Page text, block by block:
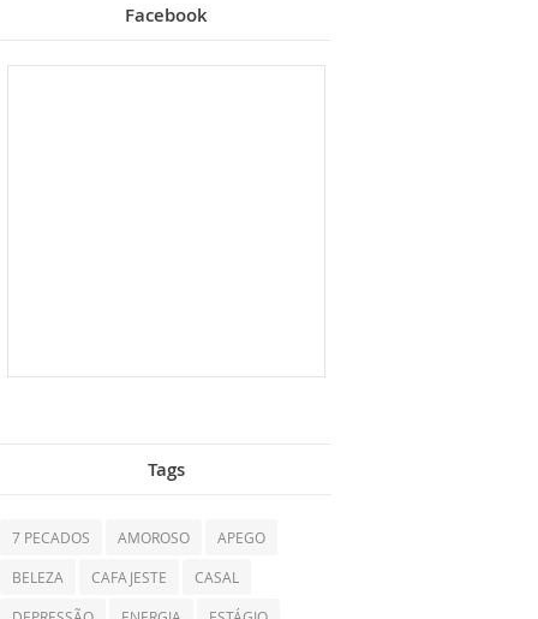
Facebook
Tags
7 PECADOS AMOROSO APEGO
BELEZA CAFAJESTE CASAL